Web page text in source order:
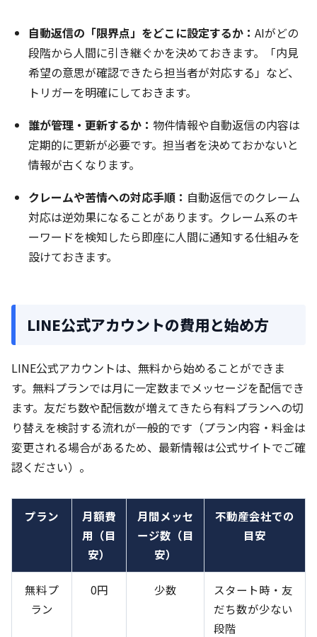
自動返信の「限界点」をどこに設定するか： AIがどの
段階から人間に引き継ぐかを決めておきます。「内見
希望の意思が確認できたら担当者が対応する」など、
トリガーを明確にしておきます。
誰が管理・更新するか： 物件情報や自動返信の内容は
定期的に更新が必要です。担当者を決めておかないと
情報が古くなります。
クレームや苦情への対応手順： 自動返信でのクレーム
対応は逆効果になることがあります。クレーム系のキ
ーワードを検知したら即座に人間に通知する仕組みを
設けておきます。
LINE公式アカウントの費用と始め方
LINE公式アカウントは、無料から始めることができま
す。無料プランでは月に一定数までメッセージを配信でき
ます。友だち数や配信数が増えてきたら有料プランへの切
り替えを検討する流れが一般的です（プラン内容・料金は
変更される場合があるため、最新情報は公式サイトでご確
認ください）。
プラン
月額費
用（目
安）
月間メッセ
ージ数（目
安）
不動産会社での
目安
無料プ
ラン
0円 少数
スタート時・友
だち数が少ない
段階